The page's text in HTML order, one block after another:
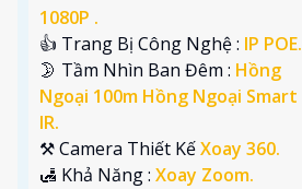
1080P .
👍 Trang Bị Công Nghệ : IP POE.
🌛 Tầm Nhìn Ban Đêm : Hồng
Ngoại 100m Hồng Ngoại Smart
IR.
⚒ Camera Thiết KếXoay 360.
️🛃 Khả Năng : Xoay Zoom.